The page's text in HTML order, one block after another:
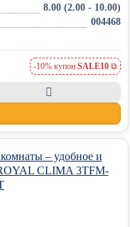
8.00 (2.00 - 10.00)
004468
-10% купон SALE10